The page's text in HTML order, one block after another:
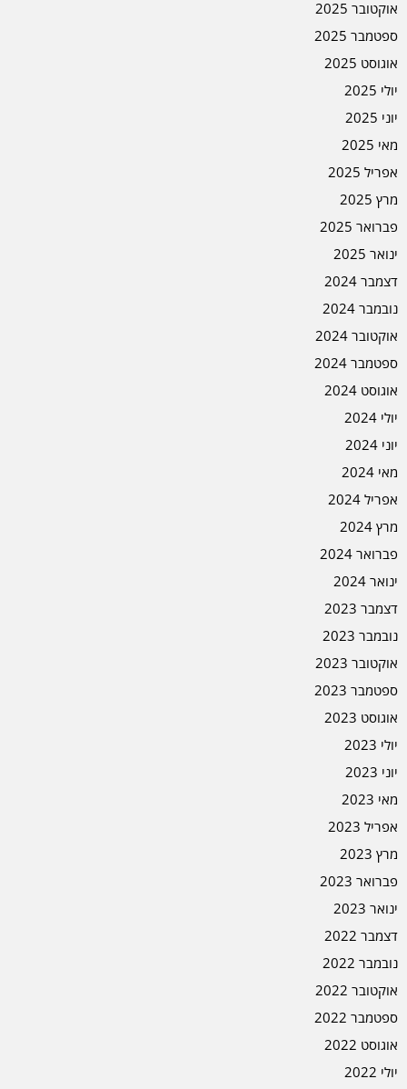
אוקטובר 2025
ספטמבר 2025
אוגוסט 2025
יולי 2025
יוני 2025
מאי 2025
אפריל 2025
מרץ 2025
פברואר 2025
ינואר 2025
דצמבר 2024
נובמבר 2024
אוקטובר 2024
ספטמבר 2024
אוגוסט 2024
יולי 2024
יוני 2024
מאי 2024
אפריל 2024
מרץ 2024
פברואר 2024
ינואר 2024
דצמבר 2023
נובמבר 2023
אוקטובר 2023
ספטמבר 2023
אוגוסט 2023
יולי 2023
יוני 2023
מאי 2023
אפריל 2023
מרץ 2023
פברואר 2023
ינואר 2023
דצמבר 2022
נובמבר 2022
אוקטובר 2022
ספטמבר 2022
אוגוסט 2022
יולי 2022